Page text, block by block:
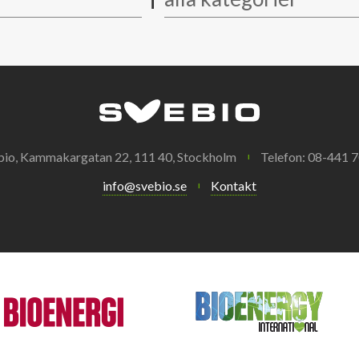
Kammakargatan 22, 111 40, Stockholm
Telefon: 08-441
info@svebio.se
Kontakt